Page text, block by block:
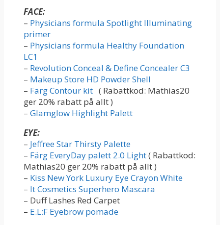
FACE:
– Physicians formula Spotlight Illuminating
primer
– Physicians formula Healthy Foundation
LC1
– Revolution Conceal & Define Concealer C3
– Makeup Store HD Powder Shell
– Färg Contour kit ( Rabattkod: Mathias20
ger 20% rabatt på allt )
– Glamglow Highlight Palett
EYE:
– Jeffree Star Thirsty Palette
– Färg EveryDay palett 2.0 Light( Rabattkod:
Mathias20 ger 20% rabatt på allt )
– Kiss New York Luxury Eye Crayon White
– It Cosmetics Superhero Mascara
– Duff Lashes Red Carpet
– E.L:F Eyebrow pomade